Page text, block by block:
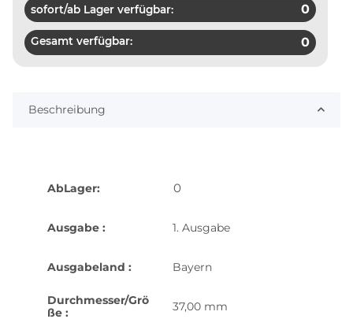
sofort/ab Lager verfügbar: 0
Gesamt verfügbar: 0
Beschreibung
AbLager: 0
Ausgabe : 1. Ausgabe
Ausgabeland : Bayern
Durchmesser/Grö
ße :
37,00 mm